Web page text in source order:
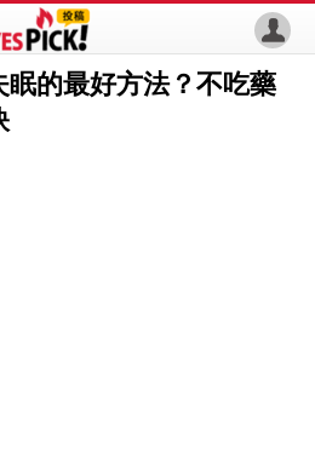
眠的最好方法？不吃藥